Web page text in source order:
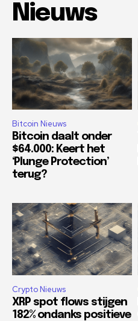
Nieuws
Bitcoin Nieuws
Bitcoin daalt onder
$64.000: Keert het
‘Plunge Protection’
terug?
Crypto Nieuws
XRP spot flows stijgen
182% ondanks positieve